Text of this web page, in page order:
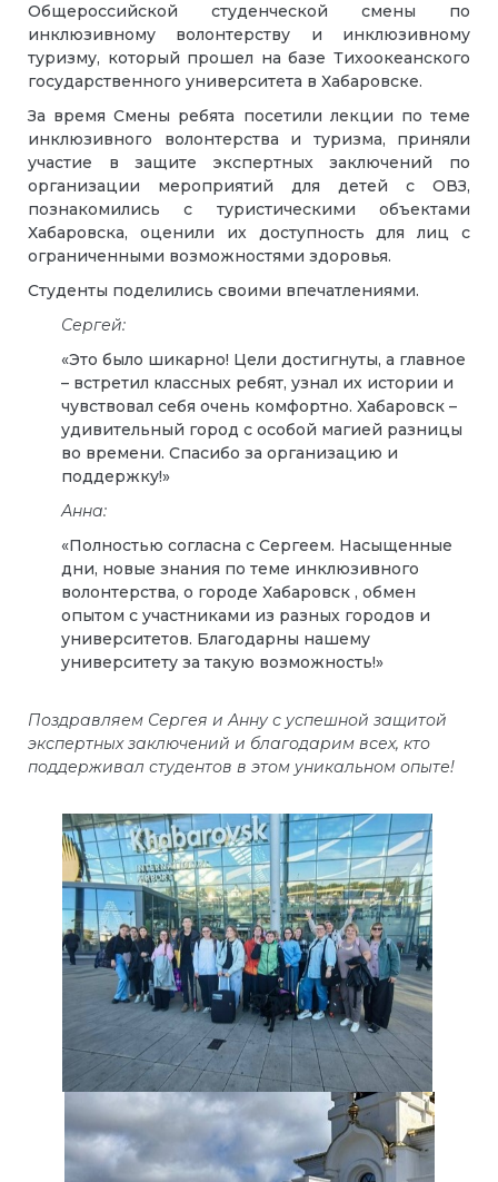
Общероссийской студенческой смены по
инклюзивному волонтерству и инклюзивному
туризму, который прошел на базе Тихоокеанского
государственного университета в Хабаровске.
За время Смены ребята посетили лекции по теме
инклюзивного волонтерства и туризма, приняли
участие в защите экспертных заключений по
организации мероприятий для детей с ОВЗ,
познакомились с туристическими объектами
Хабаровска, оценили их доступность для лиц с
ограниченными возможностями здоровья.
Студенты поделились своими впечатлениями.
Сергей:
«Это было шикарно! Цели достигнуты, а главное
– встретил классных ребят, узнал их истории и
чувствовал себя очень комфортно. Хабаровск –
удивительный город с особой магией разницы
во времени. Спасибо за организацию и
поддержку!»
Анна:
«Полностью согласна с Сергеем. Насыщенные
дни, новые знания по теме инклюзивного
волонтерства, о городе Хабаровск , обмен
опытом с участниками из разных городов и
университетов. Благодарны нашему
университету за такую возможность!»
Поздравляем Сергея и Анну с успешной защитой
экспертных заключений и благодарим всех, кто
поддерживал студентов в этом уникальном опыте!